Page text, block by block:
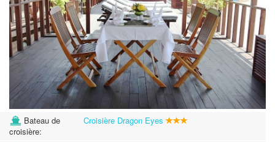
Bateau de
croisière:
Croisière Dragon Eyes